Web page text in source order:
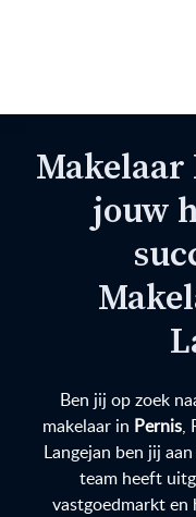
Makelaar
jouw
Ben jij op zoek
makelaar in Pernis,
Langejan ben jij
team heeft
vastgoedmarkt en